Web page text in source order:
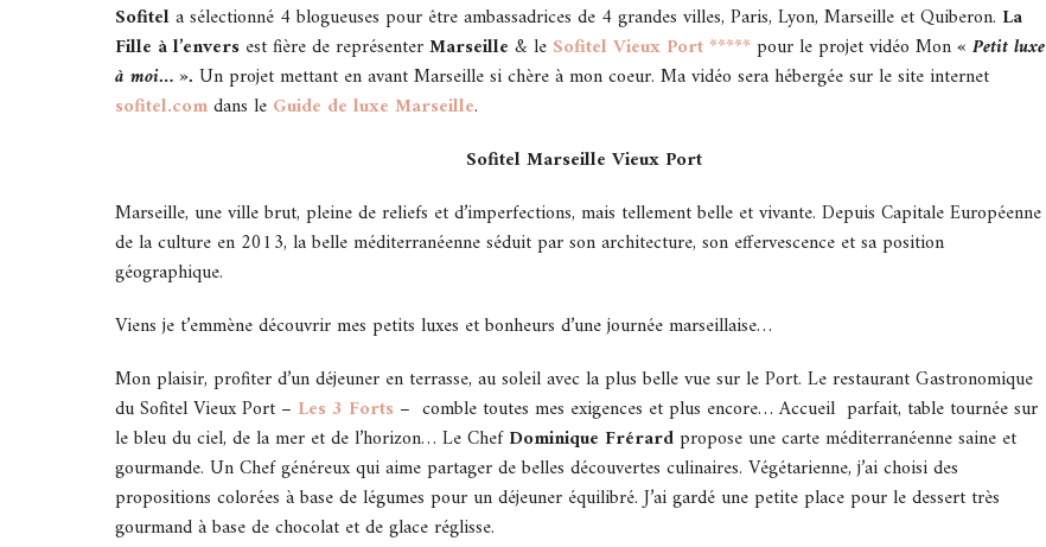
Sofitela sélectionné 4 blogueuses pour être ambassadrices de 4 grandes villes, Paris, Lyon, Marseille et Quiberon. La
Fille à l’envers est fière de représenterMarseille & le Sofitel Vieux Port ***** pour le projet vidéo Mon« Petit luxe
à moi… ». Un projetmettant en avant Marseille si chère à mon coeur. Ma vidéo sera hébergée sur le site internet
sofitel.comdans le Guide de luxe Marseille.
Sofitel Marseille Vieux Port
Marseille, une ville brut, pleine de reliefs et d’imperfections, mais tellement belle et vivante. Depuis Capitale Européenne
de la culture en 2013, la belle méditerranéenne séduit par son architecture, son effervescence et sa position
géographique.
Viens je t’emmène découvrir mes petits luxes et bonheurs d’une journée marseillaise…
Mon plaisir, profiter d’un déjeuner en terrasse, au soleil avec la plus belle vue sur le Port. Le restaurant Gastronomique
du Sofitel Vieux Port – Les 3 Forts – comble toutes mes exigences et plus encore… Accueil parfait, table tournée sur
le bleu du ciel, de la mer et de l’horizon… Le ChefDominique Frérardpropose une carte méditerranéenne saine et
gourmande. Un Chef généreux qui aime partager de belles découvertes culinaires. Végétarienne, j’ai choisi des
propositions colorées à base de légumes pour un déjeuner équilibré. J’ai gardé une petite place pour le dessert très
gourmand à base de chocolat et de glace réglisse.